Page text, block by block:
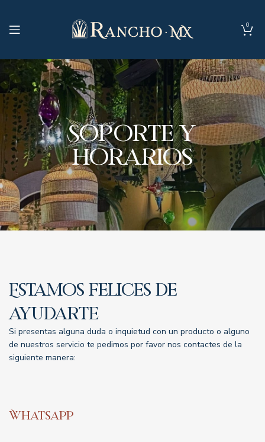
0
Soporte y
horarios
Estamos felices de
ayudarte
Si presentas alguna duda o inquietud con un producto o alguno
de nuestros servicio te pedimos por favor nos contactes de la
siguiente manera:
Whatsapp